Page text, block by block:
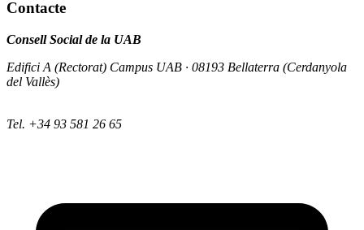
Contacte
Consell Social de la UAB
Edifici A (Rectorat) Campus UAB · 08193 Bellaterra (Cerdanyola
del Vallès)
Tel. +34 93 581 26 65